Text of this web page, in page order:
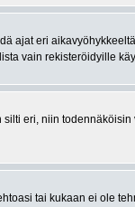
ajat eri
vain rekisteröidyille
eri, niin
tai kukaan ei ole